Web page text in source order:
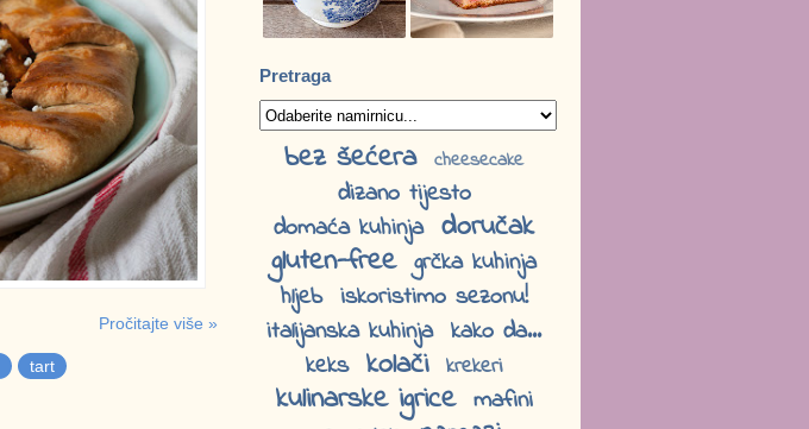
Pročitajte više »
tart
Pretraga
bez šećera cheesecake
dizano tijesto
domaća kuhinja doručak
gluten-free grčka kuhinja
hljeb iskoristimo sezonu!
italijanska kuhinja kako da...
keks kolači krekeri
kulinarske igrice mafini